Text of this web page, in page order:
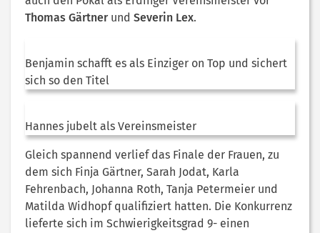
Thomas Gärtnerund Severin Lex.
Benjamin schafft es als Einziger on Top und sichert
sich so den Titel
Hannes jubelt als Vereinsmeister
Gleich spannend verlief das Finale der Frauen, zu
dem sich Finja Gärtner, Sarah Jodat, Karla
Fehrenbach, Johanna Roth, Tanja Petermeier und
Matilda Widhopf qualifiziert hatten. Die Konkurrenz
lieferte sich im Schwierigkeitsgrad 9- einen